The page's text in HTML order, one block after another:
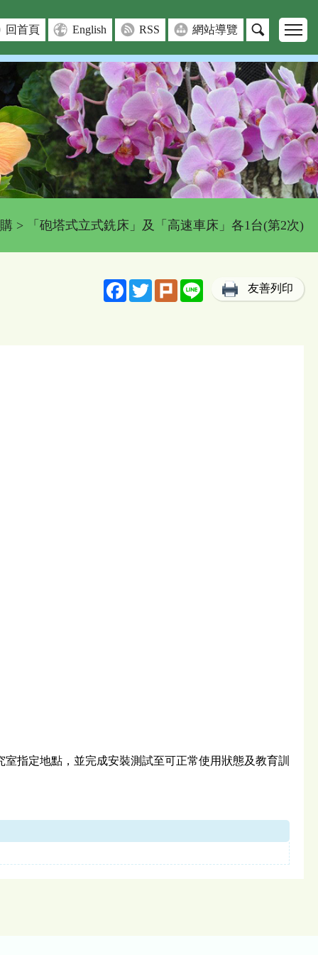
回首頁 English RSS 網站導覽
> 「砲塔式立式銑床」及「高速車床」各1台(第2次)
FacebookTwitterPlurk Line 友善列印
指定地點，並完成安裝測試至可正常使用狀態及教育訓